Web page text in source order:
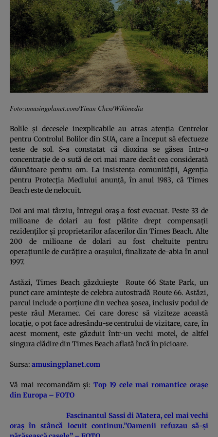
Foto:amusingplanet.com/Yinan Chen/Wikimedia
Bolile şi decesele inexplicabile au atras atenţia Centrelor
pentru Controlul Bolilor din SUA, care a început să efectueze
teste de sol. S-a constatat că dioxina se găsea într-o
concentraţie de o sută de ori mai mare decât cea considerată
dăunătoare pentru om. La insistenţa comunităţii, Agenţia
pentru Protecţia Mediului anunţă, în anul 1983, că Times
Beach este de nelocuit.
Doi ani mai târziu, întregul oraş a fost evacuat. Peste 33 de
milioane de dolari au fost plătite drept compensaţii
rezidenţilor şi proprietarilor afacerilor din Times Beach. Alte
200 de milioane de dolari au fost cheltuite pentru
operaţiunile de curăţire a oraşului, finalizate de-abia în anul
1997.
Astăzi, Times Beach găzduieşte Route 66 State Park, un
punct care aminteşte de celebra autostradă Route 66. Astăzi,
parcul include o porţiune din vechea şosea, inclusiv podul de
peste râul Meramec. Cei care doresc să viziteze această
locaţie, o pot face adresându-se centrului de vizitare, care, în
acest moment, este găzduit într-un vechi motel, de altfel
singura clădire din Times Beach aflată încă în picioare.
Sursa: amusingplanet.com
Vă mai recomandăm şi: Top 19 cele mai romantice oraşe
din Europa – FOTO
Fascinantul Sassi di Matera, cel mai vechi
oraş în stâncă locuit continuu.”Oamenii refuzau să-şi